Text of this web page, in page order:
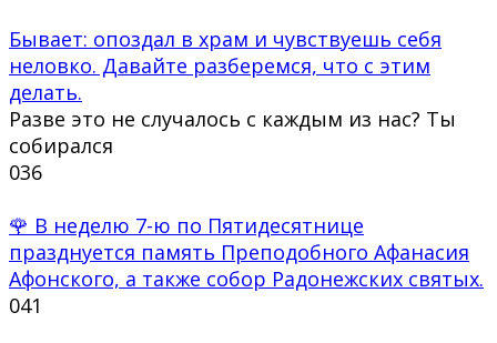
Бывает: опоздал в храм и чувствуешь себя
неловко. Давайте разберемся, что с этим
делать.
Разве это не случалось с каждым из нас? Ты
собирался
036
🌹 В неделю 7-ю по Пятидесятнице
празднуется память Преподобного Афанасия
Афонского, а также собор Радонежских святых.
041